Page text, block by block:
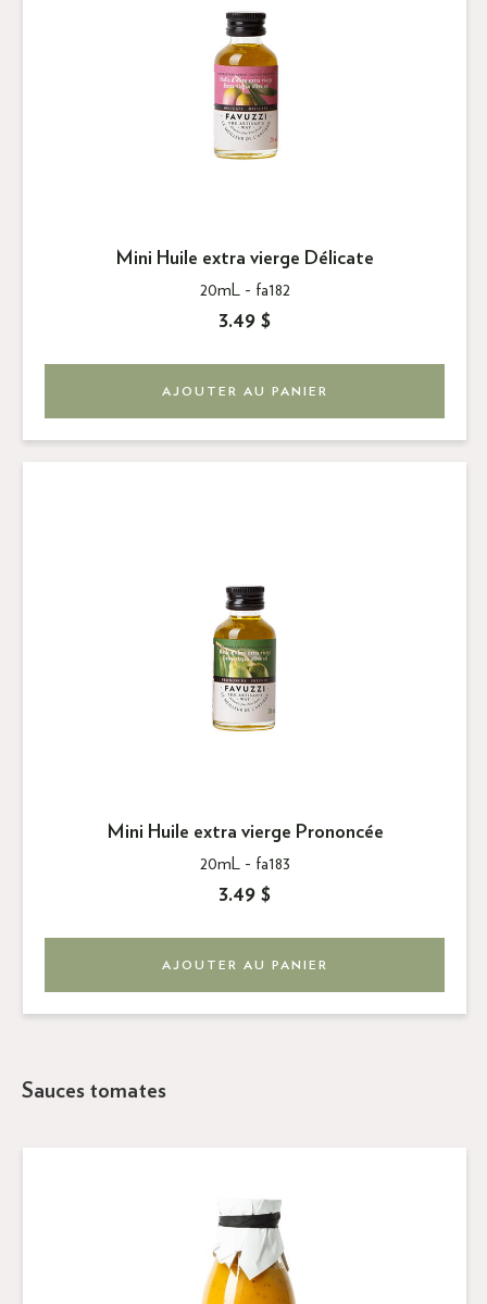
Mini Huile extra vierge Délicate
20mL - fa182
3.49 $
AJOUTER AU PANIER
Mini Huile extra vierge Prononcée
20mL - fa183
3.49 $
AJOUTER AU PANIER
Sauces tomates